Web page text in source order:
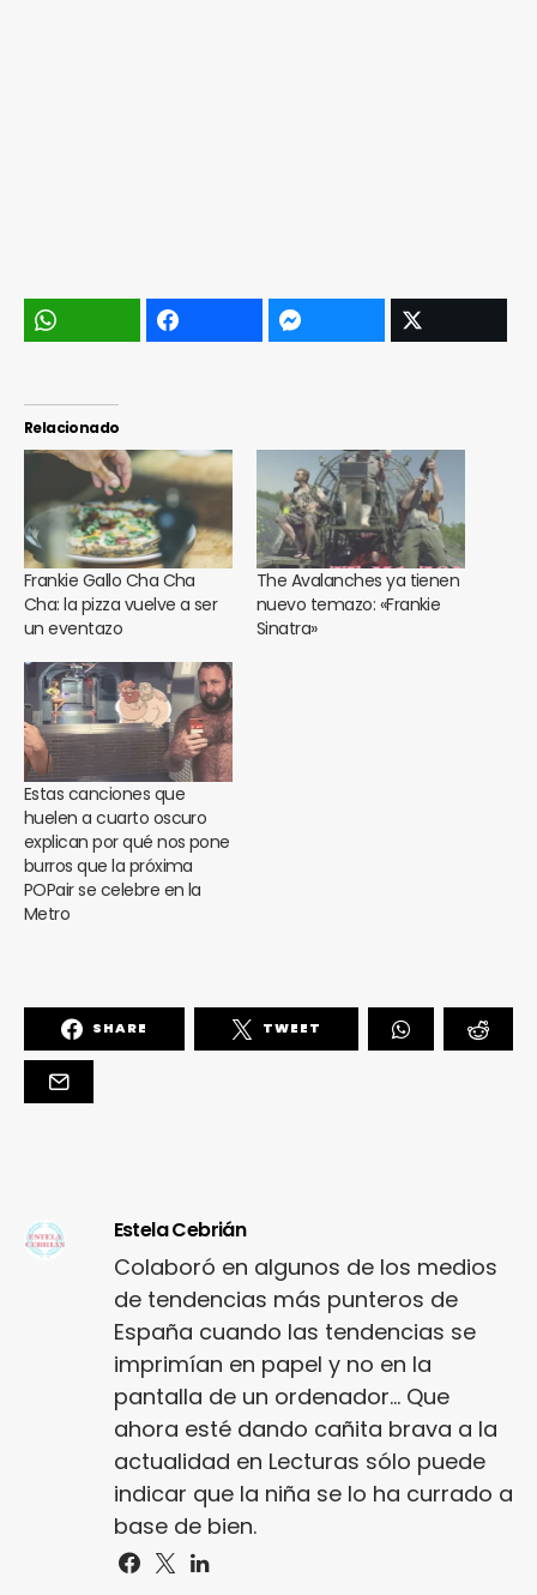
Relacionado
Frankie Gallo Cha Cha
Cha: la pizza vuelve a ser
un eventazo
The Avalanches ya tienen
nuevo temazo: «Frankie
Sinatra»
Estas canciones que
huelen a cuarto oscuro
explican por qué nos pone
burros que la próxima
POPair se celebre en la
Metro
SHARE TWEET
Estela Cebrián
Colaboró en algunos de los medios
de tendencias más punteros de
España cuando las tendencias se
imprimían en papel y no en la
pantalla de un ordenador... Que
ahora esté dando cañita brava a la
actualidad en Lecturas sólo puede
indicar que la niña se lo ha currado a
base de bien.